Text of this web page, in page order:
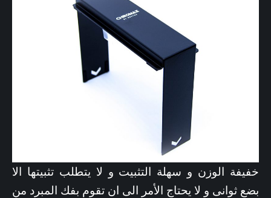
خفيفة الوزن و سهلة التثبيت و لا يتطلب تثبيتها الا
بضع ثوانى و لا يحتاج الأمر الى ان تقوم بفك المبرد من